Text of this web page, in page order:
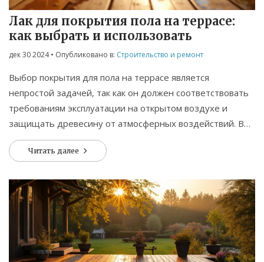
Лак для покрытия пола на террасе:
как выбрать и использовать
дек 30 2024• Опубликовано в: Строительство и ремонт
Выбор покрытия для пола на террасе является
непростой задачей, так как он должен соответствовать
требованиям эксплуатации на открытом воздухе и
защищать древесину от атмосферных воздействий. В
статье рассмотрены различные типы лаков для террас,
их преимущества и недостатки. Обсуждаются факторы,
нанесению для достижения наилучшего результата.
Уход за покрытием также играет важную роль в
сохранении его долговечности.
Читать далее